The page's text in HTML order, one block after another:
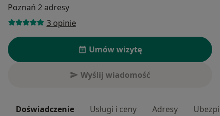
Poznań 2 adresy
3 opinie
Umów wizytę
Wyślij wiadomość
Doświadczenie Usługi i ceny Adresy